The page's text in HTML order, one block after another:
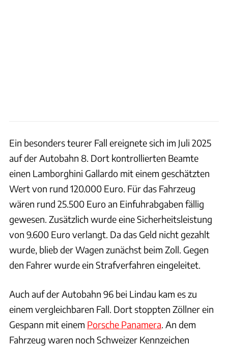
Ein besonders teurer Fall ereignete sich im Juli 2025
auf der Autobahn 8. Dort kontrollierten Beamte
einen Lamborghini Gallardo mit einem geschätzten
Wert von rund 120.000 Euro. Für das Fahrzeug
wären rund 25.500 Euro an Einfuhrabgaben fällig
gewesen. Zusätzlich wurde eine Sicherheitsleistung
von 9.600 Euro verlangt. Da das Geld nicht gezahlt
wurde, blieb der Wagen zunächst beim Zoll. Gegen
den Fahrer wurde ein Strafverfahren eingeleitet.
Auch auf der Autobahn 96 bei Lindau kam es zu
einem vergleichbaren Fall. Dort stoppten Zöllner ein
Gespann mit einem Porsche Panamera. An dem
Fahrzeug waren noch Schweizer Kennzeichen